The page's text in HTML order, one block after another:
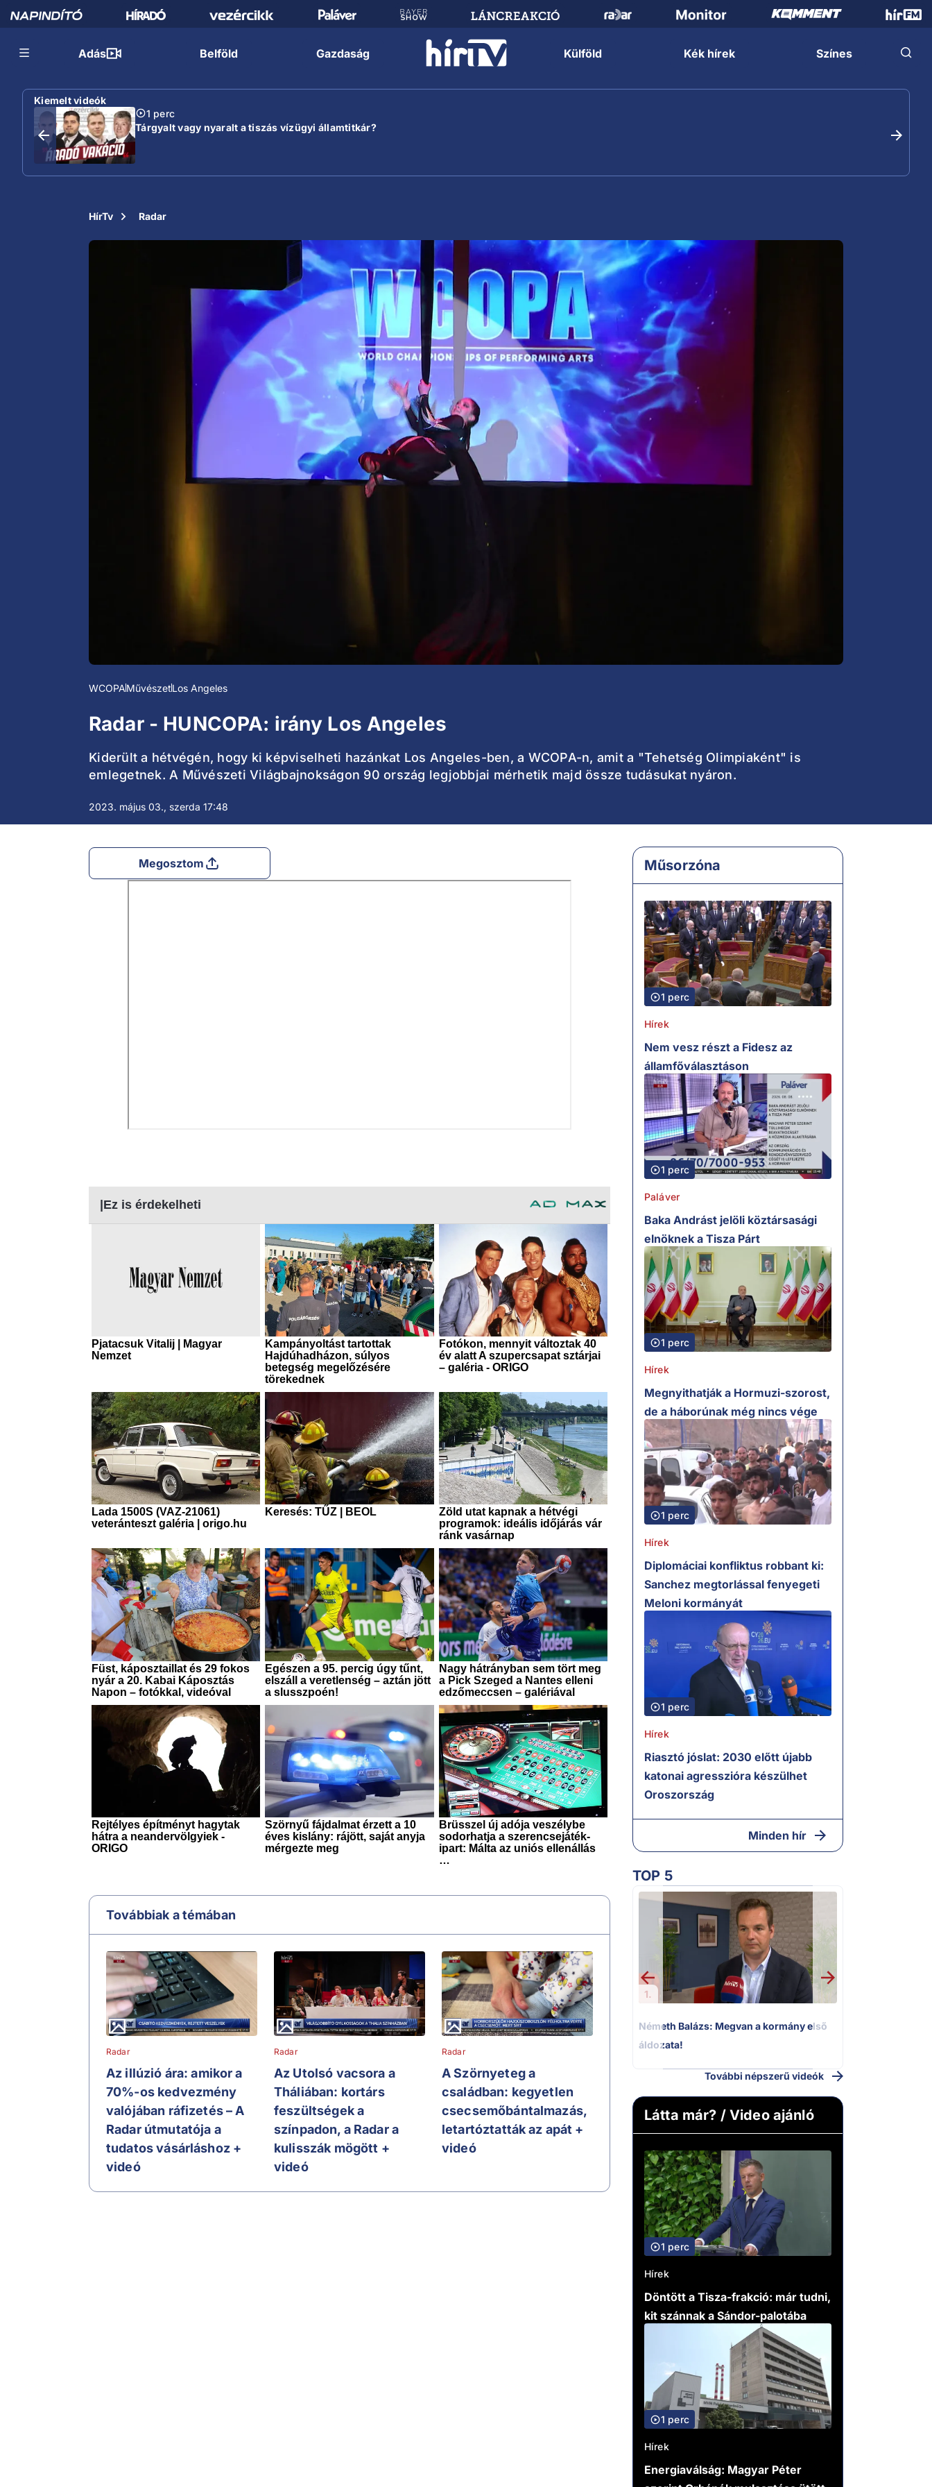
Adás Belföld Gazdaság Külföld Kék hírek Színes
Kiemelt videók
1 perc
Tárgyalt vagy nyaralt a tiszás vízügyi államtitkár?
HírTv Radar
WCOPAMűvészetLos Angeles
Radar - HUNCOPA: irány Los Angeles
Kiderült a hétvégén, hogy ki képviselheti hazánkat Los Angeles-ben, a WCOPA-n, amit a "Tehetség Olimpiaként" is
emlegetnek. A Művészeti Világbajnokságon 90 ország legjobbjai mérhetik majd össze tudásukat nyáron.
2023. május 03., szerda 17:48
Megosztom
Továbbiak a témában
Radar
Az illúzió ára: amikor a
70%-os kedvezmény
valójában ráfizetés – A
Radar útmutatója a
tudatos vásárláshoz +
videó
Radar
Az Utolsó vacsora a
Tháliában: kortárs
feszültségek a
színpadon, a Radar a
kulisszák mögött +
videó
Radar
A Szörnyeteg a
családban: kegyetlen
csecsemőbántalmazás,
letartóztatták az apát +
videó
Műsorzóna
1 perc
Hírek
Nem vesz részt a Fidesz az
államfőválasztáson
1 perc
Paláver
Baka Andrást jelöli köztársasági
elnöknek a Tisza Párt
1 perc
Hírek
Megnyithatják a Hormuzi-szorost,
de a háborúnak még nincs vége
1 perc
Hírek
Diplomáciai konfliktus robbant ki:
Sanchez megtorlással fenyegeti
Meloni kormányát
1 perc
Hírek
Riasztó jóslat: 2030 előtt újabb
katonai agresszióra készülhet
Oroszország
Minden hír
TOP 5
1.
Németh Balázs: Megvan a kormány első
áldozata!
További népszerű videók
Látta már? / Video ajánló
1 perc
Hírek
Döntött a Tisza-frakció: már tudni,
kit szánnak a Sándor-palotába
1 perc
Hírek
Energiaválság: Magyar Péter